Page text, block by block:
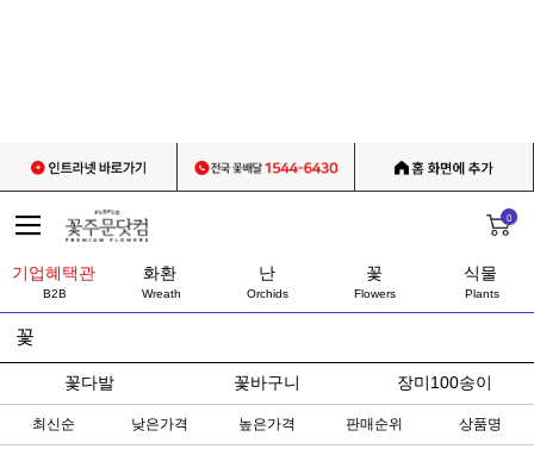
0
기업혜택관
B2B
화환
Wreath
난
Orchids
꽃
Flowers
식물
Plants
꽃
꽃다발 꽃바구니 장미100송이
최신순 낮은가격 높은가격 판매순위 상품명